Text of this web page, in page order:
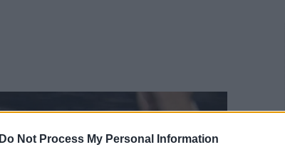
Do Not Process My Personal Information